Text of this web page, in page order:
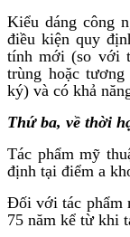
Kiểu dáng công
điều kiện quy
tính mới (so với
trùng hoặc
ký) và có khả
Thứ ba, về thời
Tác phẩm mỹ
định tại điểm a
Đối với tác phẩm
75 năm kể từ khi